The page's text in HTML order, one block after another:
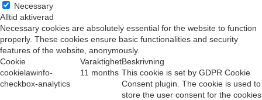
Necessary
Alltid aktiverad
Necessary cookies are absolutely essential for the website to function
properly. These cookies ensure basic functionalities and security
features of the website, anonymously.
Cookie
VaraktighetBeskrivning
cookielawinfo-
checkbox-analytics
11 months This cookie is set by GDPR Cookie
Consent plugin. The cookie is used to
store the user consent for the cookies